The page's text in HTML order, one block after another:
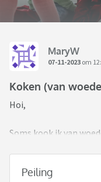
MaryW
07-11-2023 om
Koken (van
Hoi,
Soms kook ik van
hartstikke leuk met
werk tot laat. Koken
Peiling